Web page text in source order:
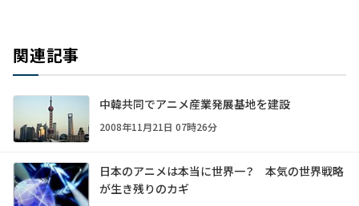
関連記事
中韓共同でアニメ産業発展基地を建設
2008年11月21日 07時26分
日本のアニメは本当に世界一？ 本気の世界戦略
が生き残りのカギ